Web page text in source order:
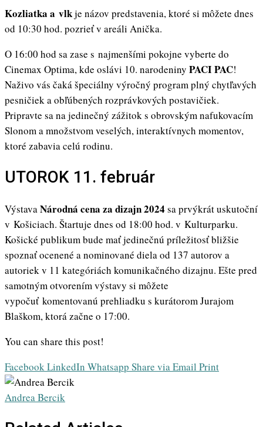
Kozliatka a vlkje názov predstavenia, ktoré si môžete dnes
od 10:30 hod. pozrieť v areáli Anička.
O 16:00 hod sa zase s najmenšími pokojne vyberte do
Cinemax Optima, kde oslávi 10. narodeniny PACI PAC!
Naživo vás čaká špeciálny výročný program plný chytľavých
pesničiek a obľúbených rozprávkových postavičiek.
Pripravte sa na jedinečný zážitok s obrovským nafukovacím
Slonom a množstvom veselých, interaktívnych momentov,
ktoré zabavia celú rodinu.
UTOROK 11. február
Výstava Národná cena za dizajn 2024 sa prvýkrát uskutoční
v Košiciach. Štartuje dnes od 18:00 hod. v Kulturparku.
Košické publikum bude mať jedinečnú príležitosť bližšie
spoznať ocenené a nominované diela od 137 autorov a
autoriek v 11 kategóriách komunikačného dizajnu. Ešte pred
samotným otvorením výstavy si môžete
vypočuť komentovanú prehliadku s kurátorom Jurajom
Blaškom, ktorá začne o 17:00.
You can share this post!
Facebook LinkedIn Whatsapp Share via Email Print
Andrea Bercik